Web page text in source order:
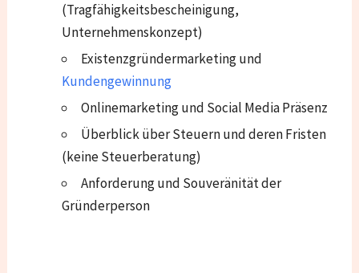
(Tragfähigkeitsbescheinigung,
Unternehmenskonzept)
Existenzgründermarketing und
Kundengewinnung
Onlinemarketing und Social Media Präsenz
Überblick über Steuern und deren Fristen
(keine Steuerberatung)
Anforderung und Souveränität der
Gründerperson